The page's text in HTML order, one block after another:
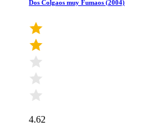
Dos Colgaos muy Fumaos (2004)
4.62